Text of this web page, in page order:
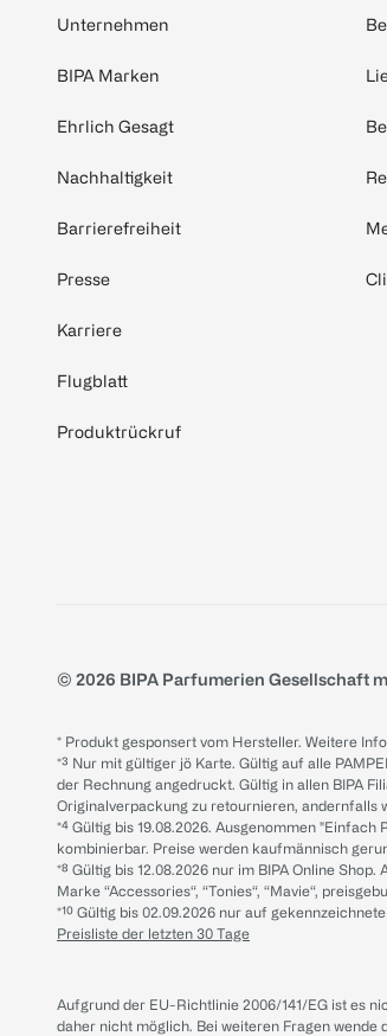
Unternehmen
BIPA Marken
Ehrlich Gesagt
Nachhaltigkeit
Barrierefreiheit
Presse
Karriere
Flugblatt
Produktrückruf
© 2026 BIPA Parfumerien Gesellschaft
* Produkt gesponsert vom Hersteller. Weitere
*³ Nur mit gültiger jö Karte. Gültig auf alle
der Rechnung angedruckt. Gültig in allen BIPA
Originalverpackung zu retournieren, andernfalls
*⁴ Gültig bis 19.08.2026. Ausgenommen
kombinierbar. Preise werden kaufmännisch
*⁸ Gültig bis 12.08.2026 nur im BIPA Online
Marke “Accessories“, “Tonies“, “Mavie“,
*¹⁰ Gültig bis 02.09.2026 nur auf
Preisliste der letzten 30 Tage
Aufgrund der EU-Richtlinie 2006/141/EG ist es
daher nicht möglich. Bei weiteren Fragen wende